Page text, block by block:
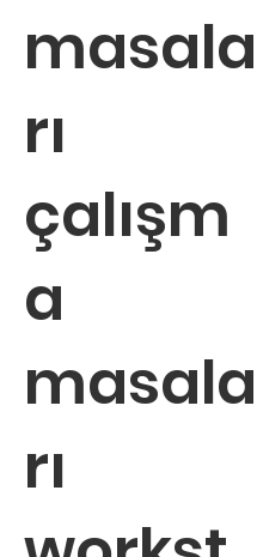
masala
rı
çalışm
a
masala
rı